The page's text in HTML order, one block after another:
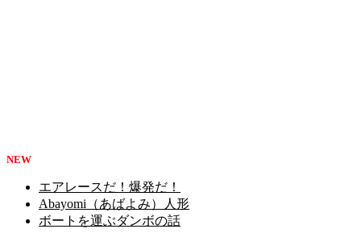
NEW
エアレースだ！爆発だ！
Abayomi（あばよみ）人形
ボートを運ぶダンボの話